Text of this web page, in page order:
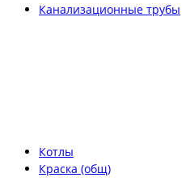
Канализационные трубы
Котлы
Краска (общ)